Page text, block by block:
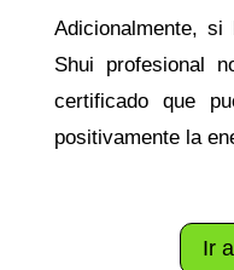
Adicionalmente,
Shui profesional
certificado que
positivamente la
Ir